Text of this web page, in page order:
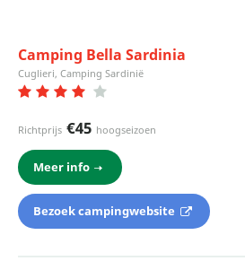
Camping Bella Sardinia
Cuglieri, Camping Sardinië
Richtprijs €45 hoogseizoen
Meer info
Bezoek campingwebsite